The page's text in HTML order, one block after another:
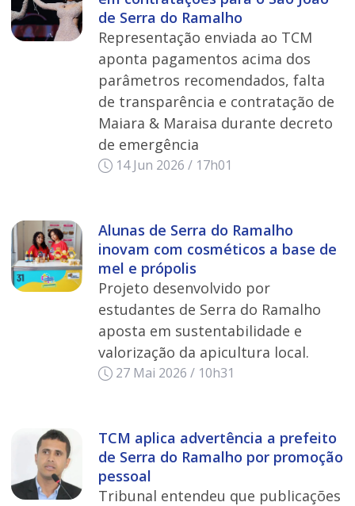
de Serra do Ramalho
Representação enviada ao TCM
aponta pagamentos acima dos
parâmetros recomendados, falta
de transparência e contratação de
Maiara & Maraisa durante decreto
de emergência
14 Jun 2026 / 17h01
Alunas de Serra do Ramalho
inovam com cosméticos a base de
mel e própolis
Projeto desenvolvido por
estudantes de Serra do Ramalho
aposta em sustentabilidade e
valorização da apicultura local.
27 Mai 2026 / 10h31
TCM aplica advertência a prefeito
de Serra do Ramalho por promoção
pessoal
Tribunal entendeu que publicações